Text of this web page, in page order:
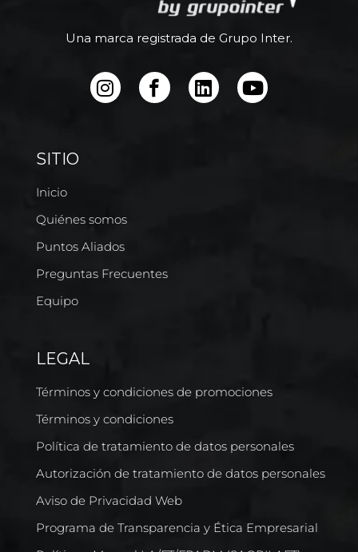
Una marca registrada de Grupo Inter.
SITIO
Inicio
Quiénes somos
Puntos Aliados
Preguntas Frecuentes
Equipo
LEGAL
Términos y condiciones de promociones
Términos y condiciones
Política de tratamiento de datos personales
Autorización de tratamiento de datos personales
Aviso de Privacidad Web
Programa de Transparencia y Ética Empresarial